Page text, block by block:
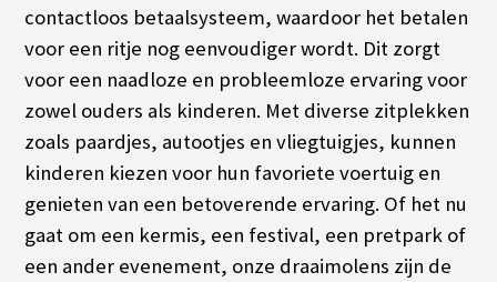
contactloos betaalsysteem, waardoor het betalen
voor een ritje nog eenvoudiger wordt. Dit zorgt
voor een naadloze en probleemloze ervaring voor
zowel ouders als kinderen. Met diverse zitplekken
zoals paardjes, autootjes en vliegtuigjes, kunnen
kinderen kiezen voor hun favoriete voertuig en
genieten van een betoverende ervaring. Of het nu
gaat om een ​​kermis, een festival, een pretpark of
een ander evenement, onze draaimolens zijn de